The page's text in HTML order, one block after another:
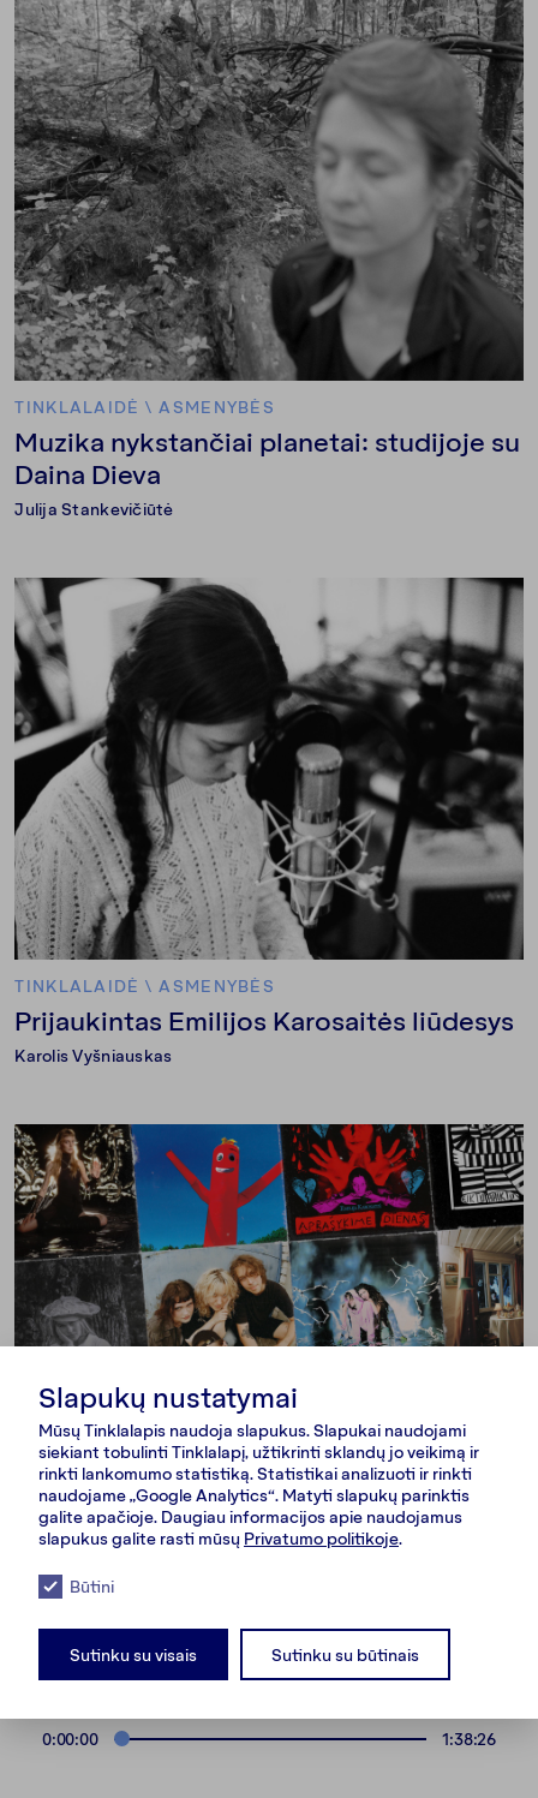
0:00:00 1:38:26
TINKLALAIDĖ \ ASMENYBĖS
Muzika nykstančiai planetai: studijoje su
Daina Dieva
Julija Stankevičiūtė
TINKLALAIDĖ \ ASMENYBĖS
Prijaukintas Emilijos Karosaitės liūdesys
Karolis Vyšniauskas
TEKSTAS\KULTŪRA
Karolis Vyšniauskas
Slapukų nustatymai
Mūsų Tinklalapis naudoja slapukus. Slapukai naudojami
siekiant tobulinti Tinklalapį, užtikrinti sklandų jo veikimą ir
rinkti lankomumo statistiką. Statistikai analizuoti ir rinkti
naudojame „Google Analytics“. Matyti slapukų parinktis
galite apačioje. Daugiau informacijos apie naudojamus
slapukus galite rasti mūsų Privatumo politikoje.
Būtini
Sutinku su visais Sutinku su būtinais